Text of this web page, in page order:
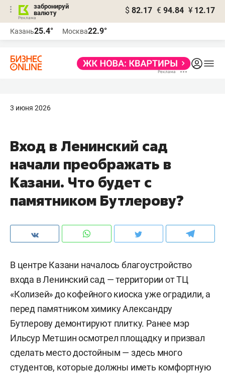
забронируй
валюту
$ 82.17 € 94.84 ¥ 12.17
Казань25.4° Москва22.9°
3 июня 2026
Вход в Ленинский сад
начали преображать в
Казани. Что будет с
памятником Бутлерову?
В центре Казани началось благоустройство
входа в Ленинский сад — территории от ТЦ
«Колизей» до кофейного киоска уже оградили, а
перед памятником химику Александру
Бутлерову демонтируют плитку. Ранее мэр
Ильсур Метшин осмотрел площадку и призвал
сделать место достойным — здесь много
студентов, которые должны иметь комфортную